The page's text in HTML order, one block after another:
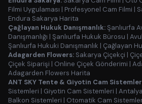
Filmi Uygulaması | Profesyonel Cam Filmi |
Endura Sakarya Harita
Çağlayan Hukuk Danışmanlık:Şanlıurfa
Danışmanlığı | Şanlıurfa Hukuk Bürosu |
Şanlıurfa Hukuki Danışmanlık | Çağlayan
Adagarden Flowers: Sakarya Çiçekçi |
Çiçek Siparişi | Online Çiçek Gönderimi |
Adagarden Flowers Harita
ANT SKY Tente & Giyotin Cam
Sistemleri | Giyotin Cam Sistemleri |
Balkon Sistemleri | Otomatik Cam